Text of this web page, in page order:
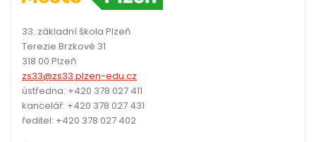
33. základní škola Plzeň
Terezie Brzkové 31
318 00 Plzeň
zs33@zs33.plzen-edu.cz
ústředna: +420 378 027 411
kancelář: +420 378 027 431
ředitel: +420 378 027 402